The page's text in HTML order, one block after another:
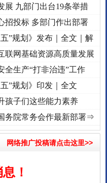
心使命 奋进复兴征程丨“转折之城”激荡..
展 九部门出台19条举措
招投标 多部门作出部署
”规划》发布｜全文｜解
联网基础资源高质量发展
全生产“打非治违”工作
”规划》印发｜全文
孩子们这些能力素养
务院常务会作最新部署⇒
网络推广投稿请点击这里>>
！